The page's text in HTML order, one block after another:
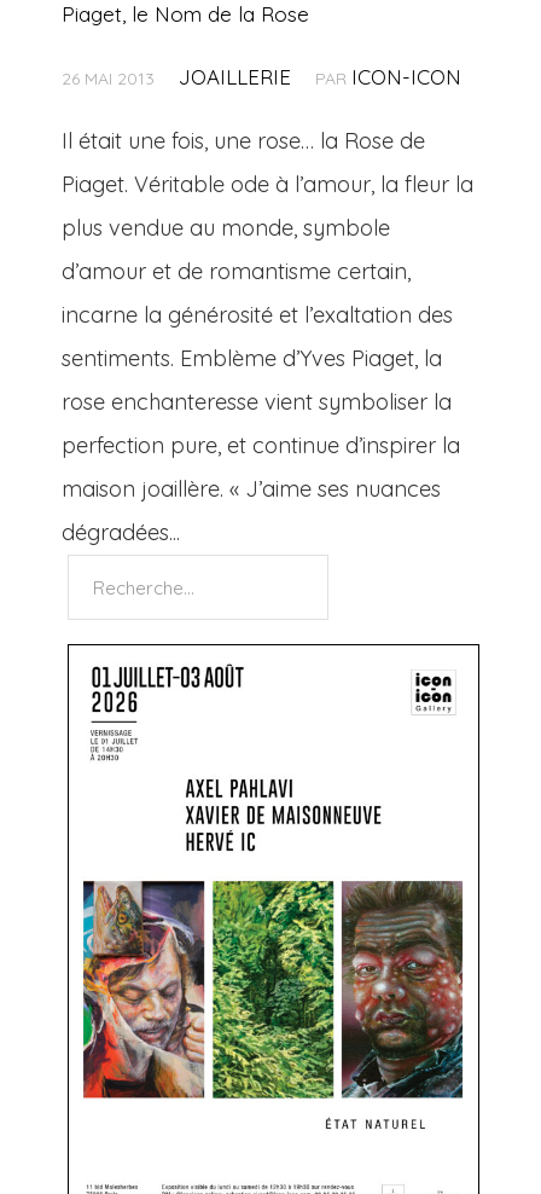
Piaget, le Nom de la Rose
26 MAI 2013 JOAILLERIE PAR ICON-ICON
Il était une fois, une rose… la Rose de
Piaget. Véritable ode à l’amour, la fleur la
plus vendue au monde, symbole
d’amour et de romantisme certain,
incarne la générosité et l’exaltation des
sentiments. Emblème d’Yves Piaget, la
rose enchanteresse vient symboliser la
perfection pure, et continue d’inspirer la
maison joaillère. « J’aime ses nuances
dégradées...
Rechercher